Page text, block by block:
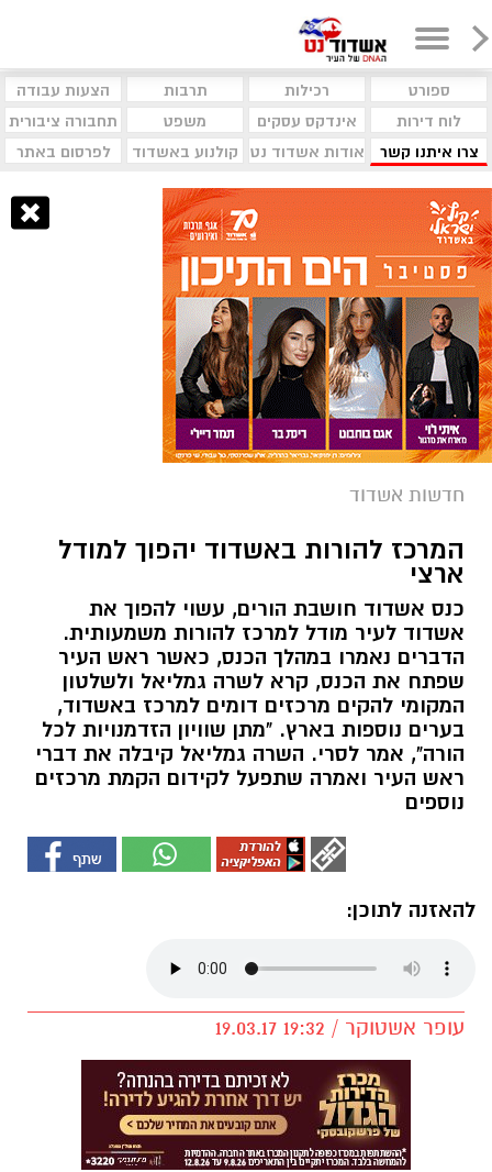
ספורט רכילות תרבות
הצעות עבודה
לוח דירות
אינדקס עסקים משפט
תחבורה ציבורית
צרו איתנו קשר
אודות אשדוד נט קולנוע באשדוד לפרסום באתר
חדשות אשדוד
המרכז להורות באשדוד יהפוך למודל
ארצי
כנס אשדוד חושבת הורים, עשוי להפוך את
אשדוד לעיר מודל למרכז להורות משמעותית.
הדברים נאמרו במהלך הכנס, כאשר ראש העיר
שפתח את הכנס, קרא לשרה גמליאל ולשלטון
המקומי להקים מרכזים דומים למרכז באשדוד,
בערים נוספות בארץ. "מתן שוויון הזדמנויות לכל
הורה", אמר לסרי. השרה גמליאל קיבלה את דברי
ראש העיר ואמרה שתפעל לקידום הקמת מרכזים
נוספים
להאזנה לתוכן:
עופר אשטוקר / 19:32 19.03.17
ראש העיר, יחיאל לסרי, מרכז להורות